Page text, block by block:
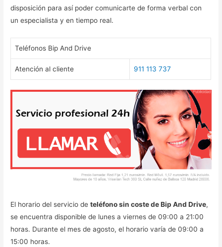
disposición para así poder comunicarte de forma verbal con
un especialista y en tiempo real.
Teléfonos Bip And Drive
Atención al cliente 911 113 737
El horario del servicio deteléfono sin coste de Bip And Drive,
se encuentra disponible de lunes a viernes de 09:00 a 21:00
horas. Durante el mes de agosto, el horario varía de 09:00 a
15:00 horas.